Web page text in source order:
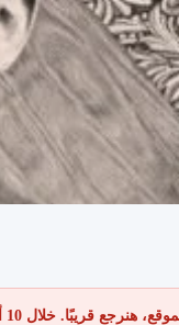
هنرجع قريبًا. خلال 10 أيام